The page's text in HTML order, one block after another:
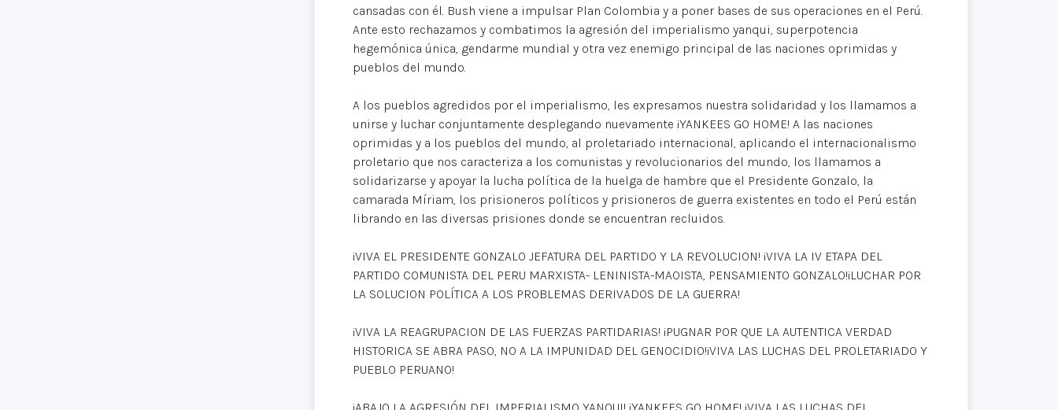
cansadas con él. Bush viene a impulsar Plan Colombia y a poner bases de sus operaciones en el Perú.
Ante esto rechazamos y combatimos la agresión del imperialismo yanqui, superpotencia
hegemónica única, gendarme mundial y otra vez enemigo principal de las naciones oprimidas y
pueblos del mundo.
A los pueblos agredidos por el imperialismo, les expresamos nuestra solidaridad y los llamamos a
unirse y luchar conjuntamente desplegando nuevamente ¡YANKEES GO HOME! A las naciones
oprimidas y a los pueblos del mundo, al proletariado internacional, aplicando el internacionalismo
proletario que nos caracteriza a los comunistas y revolucionarios del mundo, los llamamos a
solidarizarse y apoyar la lucha política de la huelga de hambre que el Presidente Gonzalo, la
camarada Míriam, los prisioneros políticos y prisioneros de guerra existentes en todo el Perú están
librando en las diversas prisiones donde se encuentran recluidos.
¡VIVA EL PRESIDENTE GONZALO JEFATURA DEL PARTIDO Y LA REVOLUCION! ¡VIVA LA IV ETAPA DEL
PARTIDO COMUNISTA DEL PERU MARXISTA- LENINISTA-MAOISTA, PENSAMIENTO GONZALO!¡LUCHAR POR
LA SOLUCION POLÍTICA A LOS PROBLEMAS DERIVADOS DE LA GUERRA!
¡VIVA LA REAGRUPACION DE LAS FUERZAS PARTIDARIAS! ¡PUGNAR POR QUE LA AUTENTICA VERDAD
HISTORICA SE ABRA PASO, NO A LA IMPUNIDAD DEL GENOCIDIO!¡VIVA LAS LUCHAS DEL PROLETARIADO Y
PUEBLO PERUANO!